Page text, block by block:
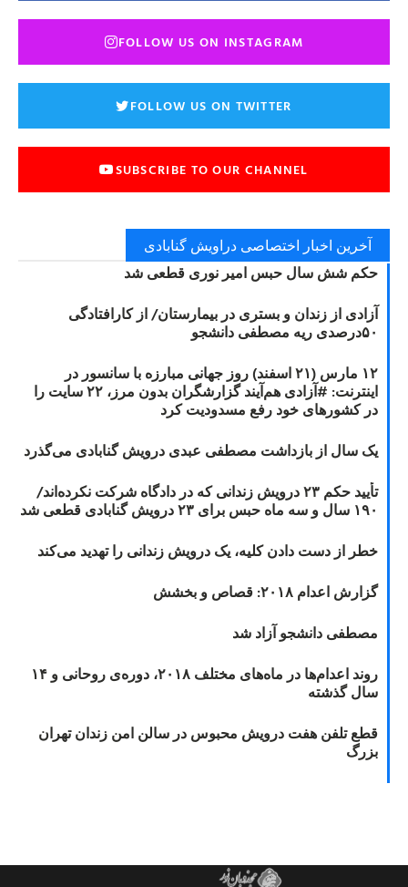
FOLLOW US ON INSTAGRAM
FOLLOW US ON TWITTER
SUBSCRIBE TO OUR CHANNEL
آخرین اخبار اختصاصی دراویش گنابادی
حکم شش سال حبس امیر نوری قطعی شد
آزادی از زندان و بستری در بیمارستان/ از کارافتادگی
۵۰درصدی ریه مصطفی دانشجو
۱۲ مارس (۲۱ اسفند) روز جهانی مبارزه با سانسور در
اینترنت: #آزادی هم‌آیند گزارشگران‌ بدون مرز، ۲۲ سایت را
در کشورهای خود رفع مسدودیت کرد
یک سال از بازداشت مصطفی عبدی درویش گنابادی می‌گذرد
تأیید حکم ۲۳ درویش زندانی که در دادگاه شرکت نکرده‌اند/
۱۹۰ سال و سه ماه حبس برای ۲۳ درویش گنابادی قطعی شد
خطر از دست دادن کلیه، یک درویش زندانی را تهدید می‌کند
گزارش اعدام ۲۰۱۸: قصاص و بخشش
مصطفی دانشجو آزاد شد
روند اعدام‌ها در ماه‌های مختلف ۲۰۱۸، دوره‌ی روحانی و ۱۴
سال گذشته
قطع تلفن هفت درویش محبوس در سالن امن زندان تهران
بزرگ